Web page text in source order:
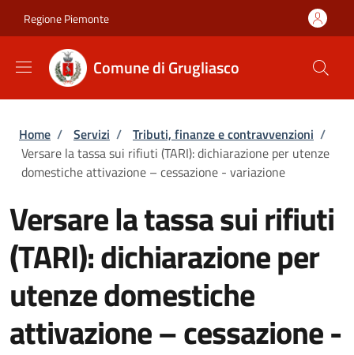
Regione Piemonte
Comune di Grugliasco
Briciole di pane
Home / Servizi / Tributi, finanze e contravvenzioni /
Versare la tassa sui rifiuti (TARI): dichiarazione per utenze
domestiche attivazione – cessazione - variazione
Versare la tassa sui rifiuti
(TARI): dichiarazione per
utenze domestiche
attivazione – cessazione -